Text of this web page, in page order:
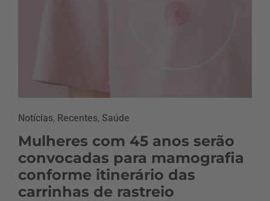
Notícias, Recentes, Saúde
Mulheres com 45 anos serão
convocadas para mamografia
conforme itinerário das
carrinhas de rastreio